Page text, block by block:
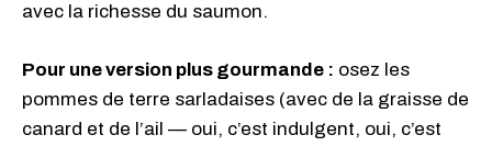
avec la richesse du saumon.
Pour une version plus gourmande : osez les
pommes de terre sarladaises (avec de la graisse de
canard et de l’ail — oui, c’est indulgent, oui, c’est